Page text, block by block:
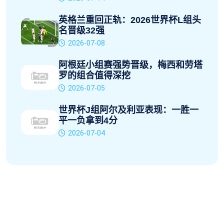
英格兰重回正轨：2026世界杯L组头
名晋级32强
2026-07-08
阿根廷小组赛强势晋级，梅西和劳塔
罗的组合值得深挖
2026-07-05
世界杯J组阿尔及利亚表现：一胜一
平一负拿到4分
2026-07-04